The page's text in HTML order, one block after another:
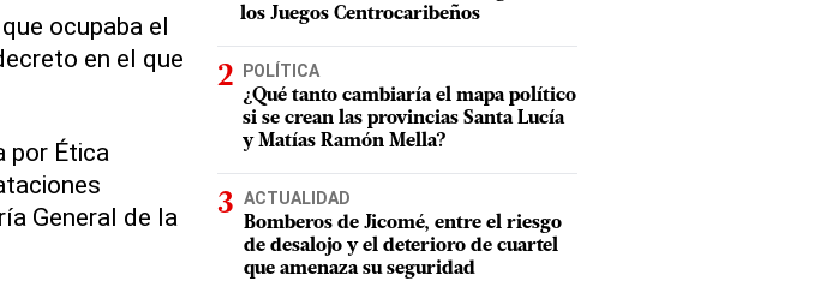
ocupaba el
en el que
por Ética
General de la
los Juegos Centrocaribeños
POLÍTICA
¿Qué tanto cambiaría el mapa político
si se crean las provincias Santa Lucía
y Matías Ramón Mella?
ACTUALIDAD
Bomberos de Jicomé, entre el riesgo
de desalojo y el deterioro de cuartel
que amenaza su seguridad